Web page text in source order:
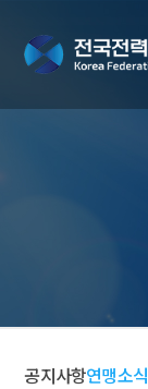
공지사항연맹소식